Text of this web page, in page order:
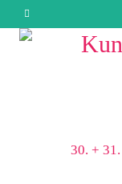
30. +